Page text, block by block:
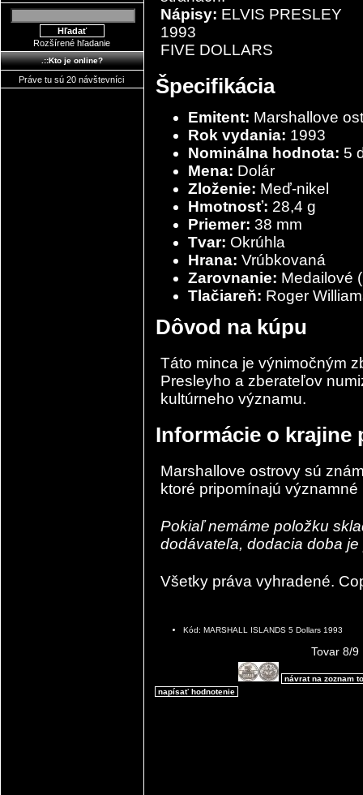
Rozšírené hľadanie
.::Kto je online?
Práve tu sú 20 návštevníci
Nápisy: ELVIS PRESLEY
1993
FIVE DOLLARS
Špecifikácia
Emitent: Marshallove
Rok vydania: 1993
Nominálna hodnota: 5
Mena: Dolár
Zloženie: Meď-nikel
Hmotnosť: 28,4 g
Priemer: 38 mm
Tvar: Okrúhla
Hrana: Vrúbkovaná
Zarovnanie: Medailové
Tlačiareň: Roger
Dôvod na kúpu
Táto minca je výnimočným
Presleyho a zberateľov
kultúrneho významu.
Informácie o krajine
Marshallove ostrovy sú
ktoré pripomínajú
Pokiaľ nemáme položku
dodávateľa, dodacia doba
Všetky práva vyhradené.
Kód: MARSHALL ISLANDS 5 Dollars 1993
Tovar 8/9
návrat na zoznam
napísať hodnotenie